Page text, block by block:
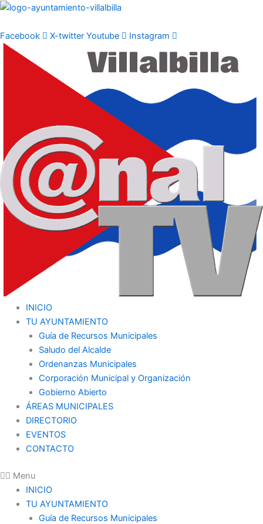
Ir
contenido
Facebook X-twitter Youtube Instagram
INICIO
TU AYUNTAMIENTO
Guía de Recursos Municipales
Saludo del Alcalde
Ordenanzas Municipales
Corporación Municipal y Organización
Gobierno Abierto
ÁREAS MUNICIPALES
DIRECTORIO
EVENTOS
CONTACTO
Menu
INICIO
TU AYUNTAMIENTO
Guía de Recursos Municipales